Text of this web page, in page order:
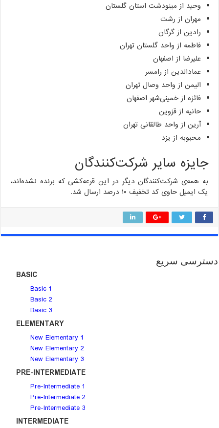
وحید از مینودشت استان گلستان
مهران از رشت
رادین از گرگان
فاطمه از واحد گلستان تهران
علیرضا از اصفهان
عمادالدین از رامسر
الیمن از واحد وصال تهران
فائزه از خمینی‌شهر اصفهان
حانیه از قزوین
آرین از واحد طالقانی تهران
محبوبه از یزد
جایزه سایر شرکت‌کنندگان
به همه‌ی شرکت‌کنندگان دیگر در این قرعه‌کشی که برنده نشده‌اند،
یک ایمیل حاوی کد تخفیف ۱۰ درصد ارسال شد.
دسترسی سریع
BASIC
Basic 1
Basic 2
Basic 3
ELEMENTARY
New Elementary 1
New Elementary 2
New Elementary 3
PRE-INTERMEDIATE
Pre-Intermediate 1
Pre-Intermediate 2
Pre-Intermediate 3
INTERMEDIATE